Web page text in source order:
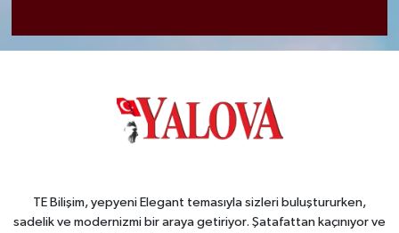
TE Bilişim, yepyeni Elegant temasıyla sizleri buluştururken,
sadelik ve modernizmi bir araya getiriyor. Şatafattan kaçınıyor ve